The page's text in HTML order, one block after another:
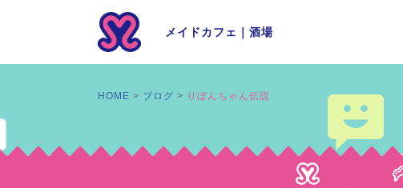
メイドカフェ ｜ 酒場
HOME ブログ りぼんちゃん伝説